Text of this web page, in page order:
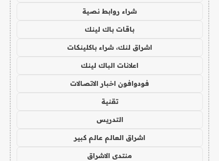
شراء روابط نصية
باقات باك لينك
اشراق لنك، شراء باكلينكات
اعلانات الباك لينك
فودوافون اخبار الاتصالات
تقنية
التدريس
اشراق العالم عالم كبير
منتدى الاشراق